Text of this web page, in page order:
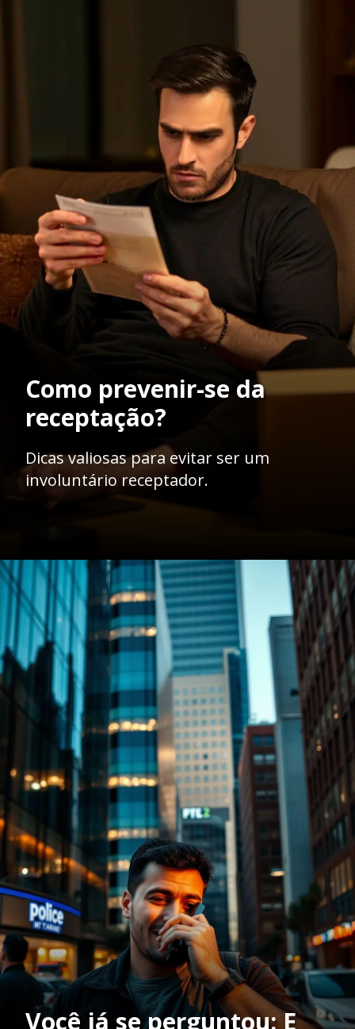
Como prevenir-se da
receptação?
Dicas valiosas para evitar ser um
involuntário receptador.
Opening https://ademilsoncs.adv.br/
Você já se perguntou: E